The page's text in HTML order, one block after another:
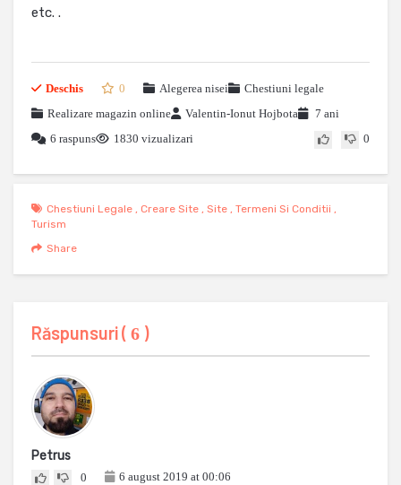
etc. .
Deschis 0 Alegerea nisei
Chestiuni legale
Realizare magazin online
Valentin-Ionut Hojbota
7 ani
6 raspuns
1830 vizualizari 0
Chestiuni Legale , Creare Site , Site , Termeni Si Conditii ,
Turism
Share
Răspunsuri ( 6 )
Petrus
0 6 august 2019 at 00:06